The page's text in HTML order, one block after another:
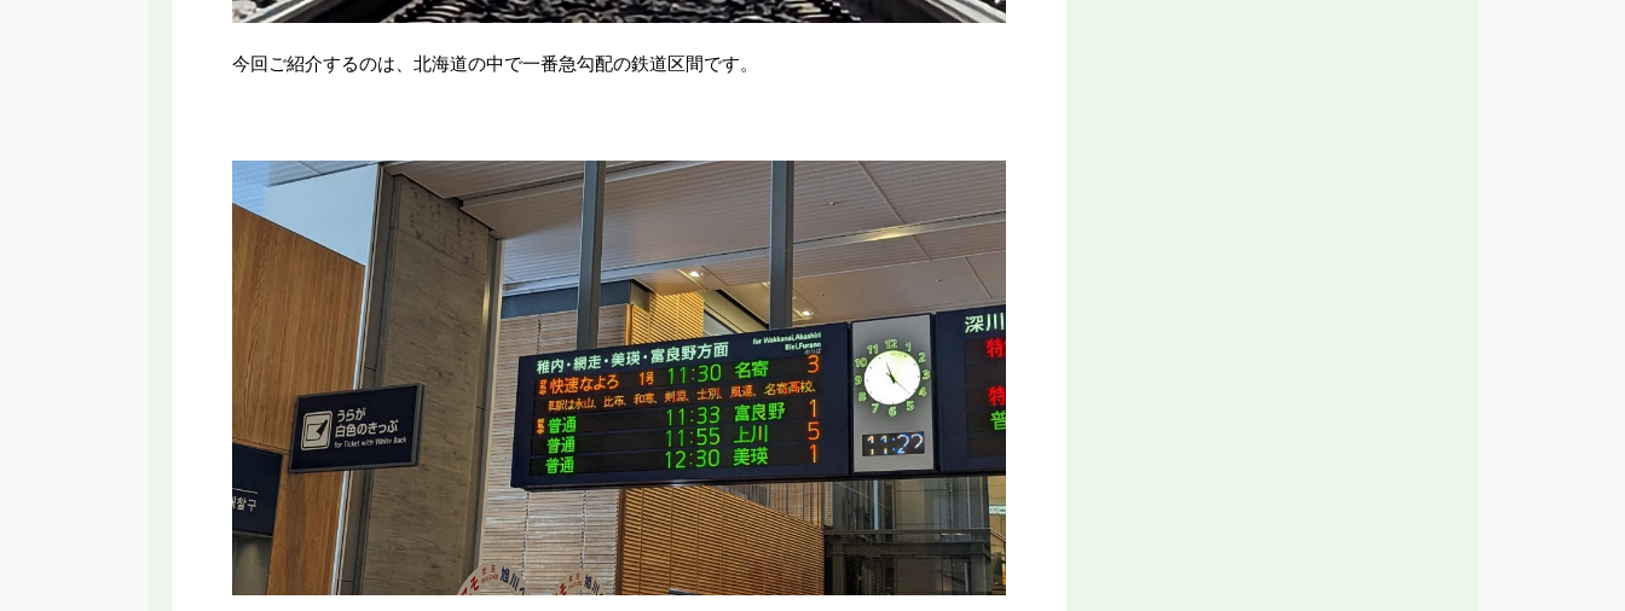
今回ご紹介するのは、北海道の中で一番急勾配の鉄道区間です。